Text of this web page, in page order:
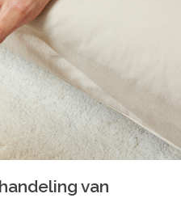
van